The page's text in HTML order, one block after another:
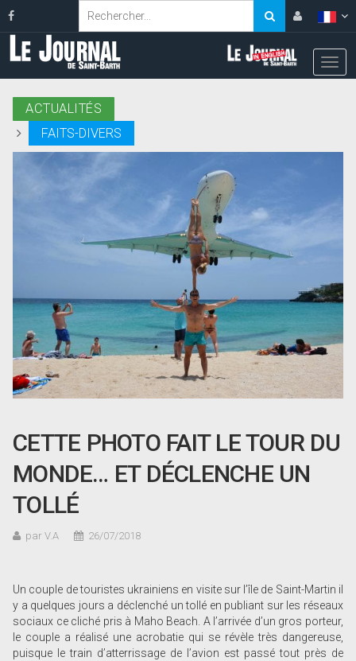
ACTUALITÉS
FAITS-DIVERS
CETTE PHOTO FAIT LE TOUR DU
MONDE… ET DÉCLENCHE UN
TOLLÉ
par V.A 26/07/2018
Un couple de touristes ukrainiens en visite sur l’île de Saint-Martin il
y a quelques jours a déclenché un tollé en publiant sur les réseaux
sociaux ce cliché pris à Maho Beach. A l’arrivée d’un gros porteur,
le couple a réalisé une acrobatie qui se révèle très dangereuse,
puisque le train d’atterrissage de l’avion est passé tout près de